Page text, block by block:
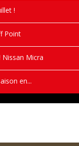
!
Point
Micra
en...